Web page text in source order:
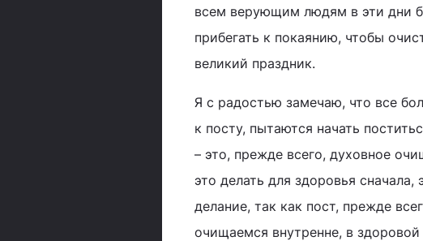
всем верующим людям в эти дни
прибегать к покаянию, чтобы
великий праздник.
Я с радостью замечаю, что все
к посту, пытаются начать
– это, прежде всего, духовное
это делать для здоровья
делание, так как пост, прежде
очищаемся внутренне, в